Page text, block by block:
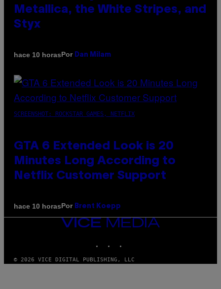
Metallica, the White Stripes, and
Styx
hace 10 horasPor Dan Milam
SCREENSHOT: ROCKSTAR GAMES, NETFLIX
GTA 6 Extended Look is 20
Minutes Long According to
Netflix Customer Support
hace 10 horasPor Brent Koepp
VICE
© 2026 VICE DIGITAL PUBLISHING, LLC